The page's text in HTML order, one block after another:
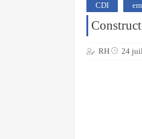
CDI
RH 24